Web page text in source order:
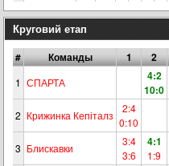
Круговий етап
# Команды 1 2
1 СПАРТА
4:2
10:0
2 Крижинка Кепіталз
2:4
0:10
3 Блискавки
3:4
3:6
4:1
1:9